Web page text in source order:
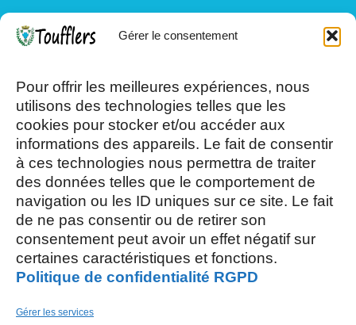
Gérer le consentement
Pour offrir les meilleures expériences, nous
utilisons des technologies telles que les
cookies pour stocker et/ou accéder aux
informations des appareils. Le fait de consentir
à ces technologies nous permettra de traiter
des données telles que le comportement de
navigation ou les ID uniques sur ce site. Le fait
de ne pas consentir ou de retirer son
consentement peut avoir un effet négatif sur
certaines caractéristiques et fonctions.
Politique de confidentialité RGPD
Gérer les services
13h30/17h15
Mercredi et Samedi : 8h- 12h
AOÛT, 2026
03